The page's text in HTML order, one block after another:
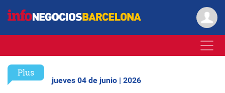
Plus
jueves 04 de junio | 2026